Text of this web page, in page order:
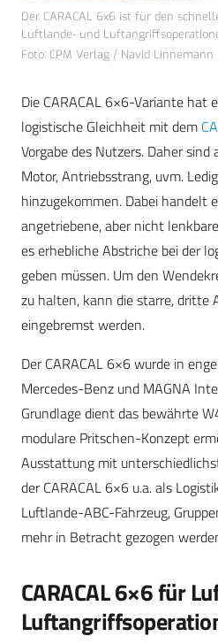
Der CARACAL 6x6 ist für den
Luftlande- und
Foto: CPM Verlag / Navid Linnemann
Die CARACAL 6×6-Variante hat
logistische Gleichheit mit dem
Vorgabe des Nutzers. Daher
Motor, Antriebsstrang, uvm.
hinzugekommen. Dabei handelt
angetriebene, aber nicht
es erhebliche Abstriche bei der
geben müssen. Um den
zu halten, kann die starre, dritte
eingebremst werden.
Der CARACAL 6×6 wurde in
Mercedes-Benz und MAGNA
Grundlage dient das bewährte
modulare Pritschen-Konzept
Ausstattung mit
der CARACAL 6×6 u.a. als
Luftlande-ABC-Fahrzeug,
mehr in Betracht gezogen
CARACAL 6×6 für